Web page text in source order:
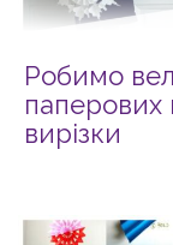
Робимо
паперових
вирізки